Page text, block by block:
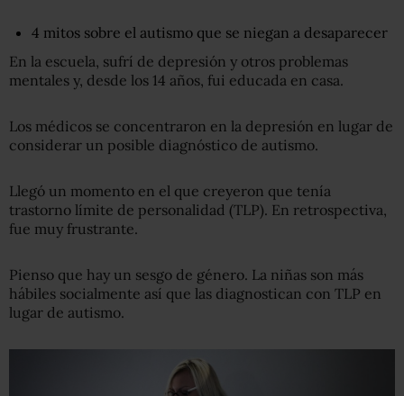
4 mitos sobre el autismo que se niegan a desaparecer
En la escuela, sufrí de depresión y otros problemas
mentales y, desde los 14 años, fui educada en casa.
Los médicos se concentraron en la depresión en lugar de
considerar un posible diagnóstico de autismo.
Llegó un momento en el que creyeron que tenía
trastorno límite de personalidad (TLP). En retrospectiva,
fue muy frustrante.
Pienso que hay un sesgo de género. La niñas son más
hábiles socialmente así que las diagnostican con TLP en
lugar de autismo.